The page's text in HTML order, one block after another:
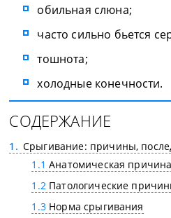
обильная слюна;
часто сильно бьется
тошнота;
холодные конечности.
СОДЕРЖАНИЕ
1
Срыгивание: причины,
1.1 Анатомическая
1.2Патологические
1.3Норма срыгивания